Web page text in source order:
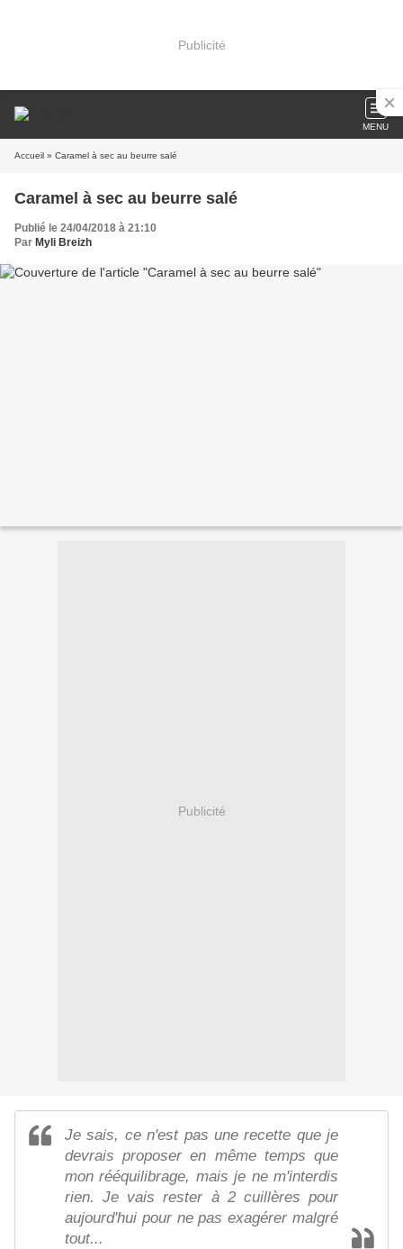
Publicité
MENU
Accueil » Caramel à sec au beurre salé
Caramel à sec au beurre salé
Publié le 24/04/2018 à 21:10
Par Myli Breizh
Publicité
Je sais, ce n'est pas une recette que je
devrais proposer en même temps que
mon rééquilibrage, mais je ne m'interdis
rien. Je vais rester à 2 cuillères pour
aujourd'hui pour ne pas exagérer malgré
tout...